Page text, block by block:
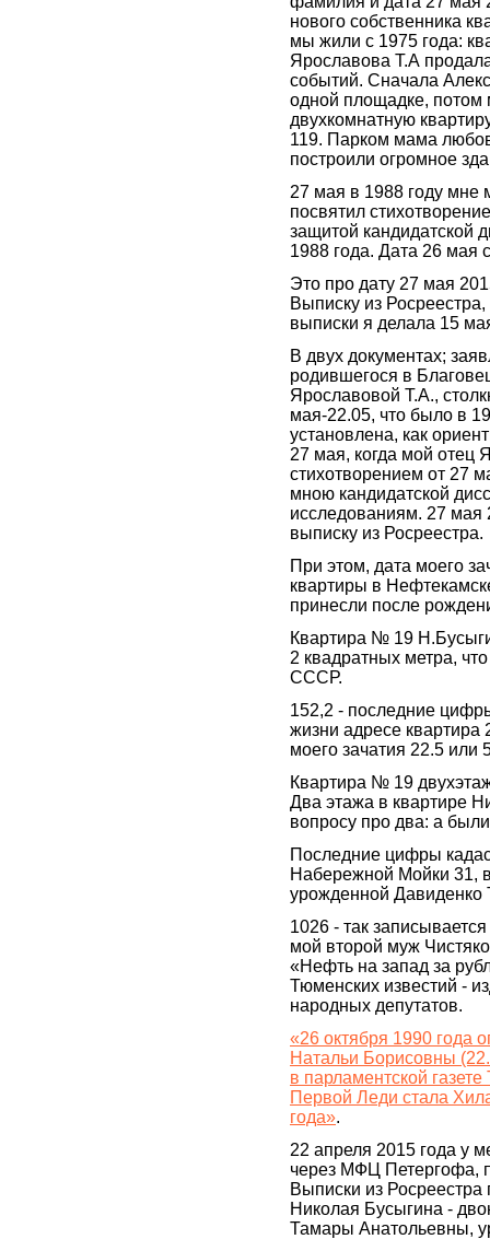
нового собственника
мы жили с 1975 года:
Ярославова Т.А
событий. Сначала
одной площадке, потом
двухкомнатную
119. Парком мама
построили огромное
27 мая в 1988 году мне
посвятил
защитой кандидатской
1988 года. Дата 26 мая
Это про дату 27 мая
Выписку из
выписки я делала 15
В двух документах;
родившегося в
Ярославовой Т.А.,
мая-22.05, что было в
установлена, как
27 мая, когда мой отец
стихотворением от 27
мною кандидатской
исследованиям. 27 мая
выписку из Росреестра.
При этом, дата моего
квартиры в
принесли после
Квартира № 19
2 квадратных метра,
СССР.
152,2 - последние
жизни адресе квартира
моего зачатия 22.5
Квартира № 19
Два этажа в квартире
вопросу про два: а
Последние цифры
Набережной Мойки 31,
урожденной
1026 - так
мой второй муж
«Нефть на запад за
Тюменских известий -
народных депутатов.
«26 октября 1990 года
Натальи Борисовны
в парламентской
Первой Леди стала
года».
22 апреля 2015 года у
через МФЦ Петергофа,
Выписки из
Николая Бусыгина -
Тамары Анатольевны,